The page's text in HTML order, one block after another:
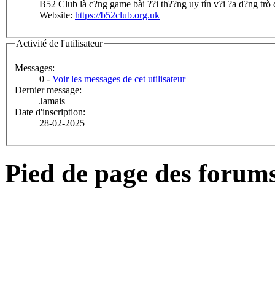
B52 Club là c?ng game bài ??i th??ng uy tín v?i ?a d?ng
Website: https://b52club.org.uk
Activité de l'utilisateur
Messages:
0 - Voir les messages de cet utilisateur
Dernier message:
Jamais
Date d'inscription:
28-02-2025
Pied de page des